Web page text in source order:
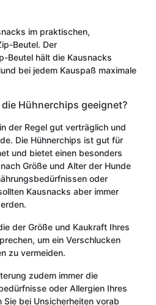
im praktischen,
Beutel. Der
Beutel hält die Kausnacks
bei jedem Kauspaß maximale
Hühnerchips geeignet?
der Regel gut verträglich und
Die Hühnerchips ist gut für
und bietet einen besonders
Größe und Alter der Hunde
oder
Kausnacks aber immer
der Größe und Kaukraft Ihres
um ein Verschlucken
zu vermeiden.
zudem immer die
oder Allergien Ihres
bei Unsicherheiten vorab